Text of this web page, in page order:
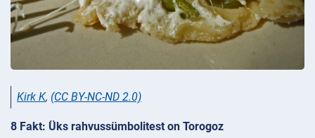
Kirk K, (CC BY-NC-ND 2.0)
8 Fakt: Üks rahvussümbolitest on Torogoz